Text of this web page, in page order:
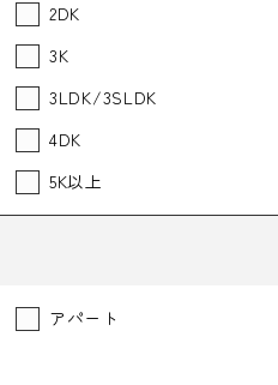
2DK
3K
3LDK/3SLDK
4DK
5K以上
アパート